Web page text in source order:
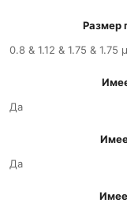
Размер
0.8 & 1.12 & 1.75 & 1.75
Да
Да